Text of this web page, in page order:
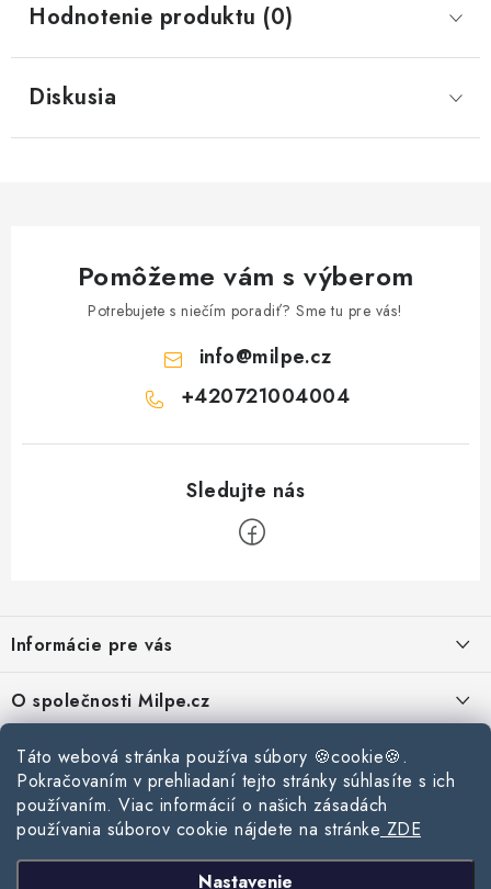
Táto webová stránka používa súbory 🍪cookie🍪.
Pokračovaním v prehliadaní tejto stránky súhlasíte s ich
používaním. Viac informácií o našich zásadách
používania súborov cookie nájdete na stránke ZDE
Nastavenie
Hodnotenie produktu (0)
Diskusia
Pomôžeme vám s výberom
Potrebujete s niečím poradiť? Sme tu pre vás!
info@milpe.cz
+420721004004
p
ä
t
Informácie pre vás
Zásady používania súborov cookie
Podmínky ochrany osobních údajů
Obchodní podmínky
O společnosti Milpe.cz
O spoločnosti Milpe
Kontakty
Kontaktné informácie
Stavebný blog
Ako vybrať správnu difúznu fóliu pre strechu?
Prijímame online platby